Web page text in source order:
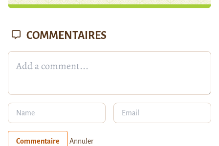
COMMENTAIRES
Commentaire Annuler